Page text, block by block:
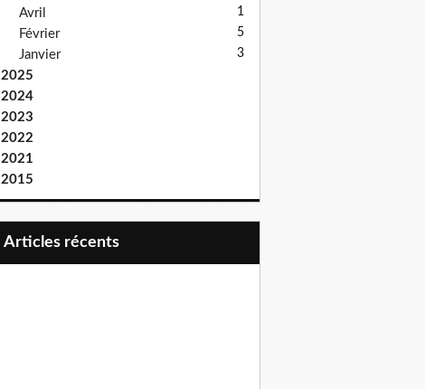
Avril 1
Février 5
Janvier 3
2025
2024
2023
2022
2021
2015
articles récents